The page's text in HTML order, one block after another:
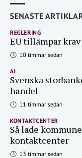
SENASTE
REGLERING
EU tillämpar
10 timmar sedan
AI
Svenska
handel
11 timmar sedan
KONTAKTCENTER
Så lade
kontaktcenter
13 timmar sedan